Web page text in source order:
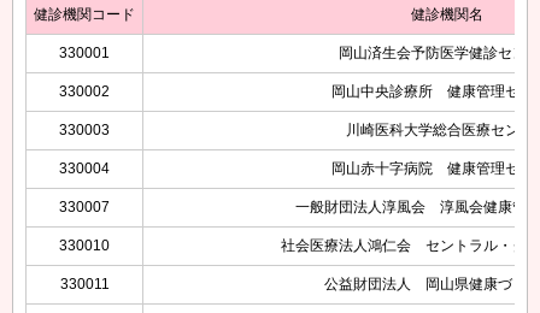
健診機関コード 健診機関名
330001 岡山済生会予防医学健診セン
330002 岡山中央診療所 健康管理セン
330003 川崎医科大学総合医療センタ
330004 岡山赤十字病院 健康管理セン
330007 一般財団法人淳風会 淳風会健康管
330010 社会医療法人鴻仁会 セントラル・ク
330011 公益財団法人 岡山県健康づく